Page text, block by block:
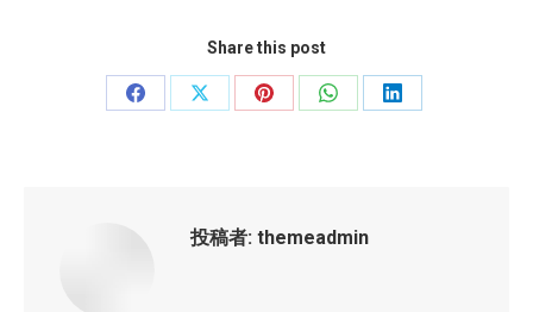
Share this post
Share
Share
Share
Share
Share
投稿者: themeadmin